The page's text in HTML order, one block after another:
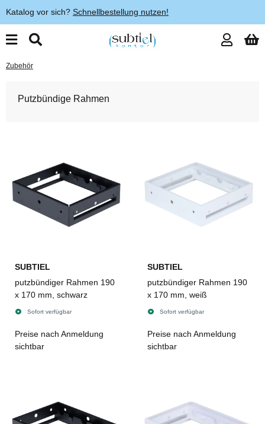
Katalog vor sich? Schnellbestellung nutzen!
Zubehör
Putzbündige Rahmen
SUBTIEL
putzbündiger Rahmen 190
x 170 mm, schwarz
Sofort verfügbar
Preise nach Anmeldung
sichtbar
SUBTIEL
putzbündiger Rahmen 190
x 170 mm, weiß
Sofort verfügbar
Preise nach Anmeldung
sichtbar